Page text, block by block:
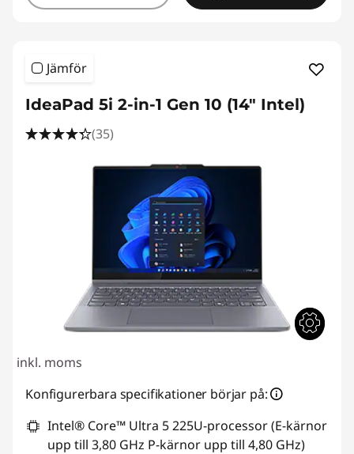
Jämför
IdeaPad 5i 2-in-1 Gen 10 (14" Intel)
(35)
inkl. moms
Konfigurerbara specifikationer börjar på:
Intel® Core™ Ultra 5 225U-processor (E-kärnor
upp till 3,80 GHz P-kärnor upp till 4,80 GHz)